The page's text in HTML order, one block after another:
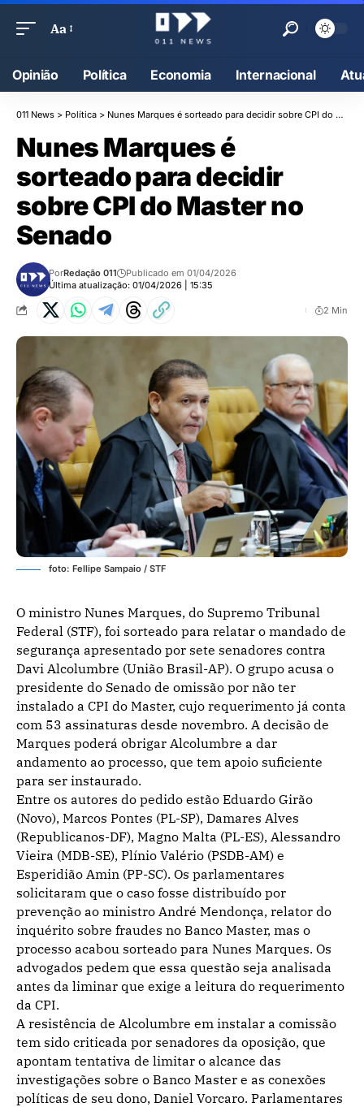
Aa
Opinião Política Economia Internacional
011 News > Política > Nunes Marques é sorteado para decidir sobre CPI do Master no Senado
Nunes Marques é
sorteado para decidir
sobre CPI do Master no
Senado
Última atualização: 01/04/2026 | 15:35
PorRedação 011 Publicado em 01/04/2026
2 Min
foto: Fellipe Sampaio / STF
O ministro Nunes Marques, do Supremo Tribunal
Federal (STF), foi sorteado para relatar o mandado de
segurança apresentado por sete senadores contra
Davi Alcolumbre (União Brasil-AP). O grupo acusa o
presidente do Senado de omissão por não ter
instalado a CPI do Master, cujo requerimento já conta
com 53 assinaturas desde novembro. A decisão de
Marques poderá obrigar Alcolumbre a dar
andamento ao processo, que tem apoio suficiente
para ser instaurado.
Entre os autores do pedido estão Eduardo Girão
(Novo), Marcos Pontes (PL-SP), Damares Alves
(Republicanos-DF), Magno Malta (PL-ES), Alessandro
Vieira (MDB-SE), Plínio Valério (PSDB-AM) e
Esperidião Amin (PP-SC). Os parlamentares
solicitaram que o caso fosse distribuído por
prevenção ao ministro André Mendonça, relator do
inquérito sobre fraudes no Banco Master, mas o
processo acabou sorteado para Nunes Marques. Os
advogados pedem que essa questão seja analisada
antes da liminar que exige a leitura do requerimento
da CPI.
A resistência de Alcolumbre em instalar a comissão
tem sido criticada por senadores da oposição, que
apontam tentativa de limitar o alcance das
investigações sobre o Banco Master e as conexões
políticas de seu dono, Daniel Vorcaro. Parlamentares